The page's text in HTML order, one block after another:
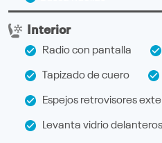
Interior
Radio con pantalla
Tapizado de cuero
Espejos retrovisores
Levanta vidrio